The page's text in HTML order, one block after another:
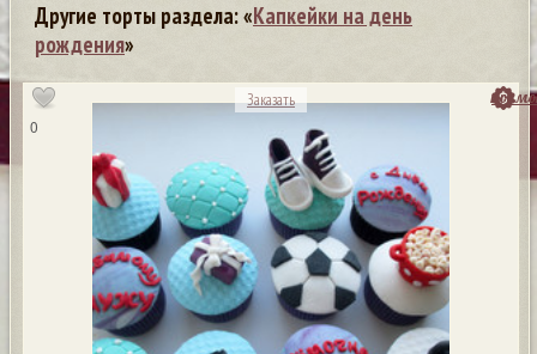
Другие торты раздела: «Капкейки на день
рождения»
0
Заказать